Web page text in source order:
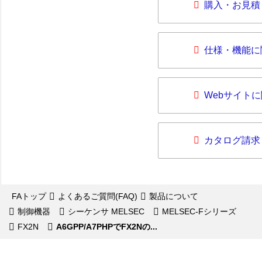
購入・お見
仕様・機能
Webサイト
カタログ請求
FAトップ よくあるご質問(FAQ)
製品について
制御機器
シーケンサ MELSEC
MELSEC-Fシリーズ
FX2N
A6GPP/A7PHPでFX2Nの...